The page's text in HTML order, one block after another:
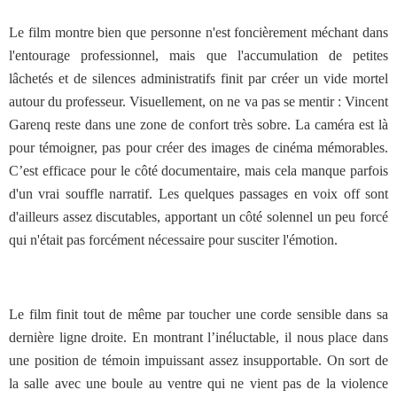
Le film montre bien que personne n'est foncièrement méchant dans
l'entourage professionnel, mais que l'accumulation de petites
lâchetés et de silences administratifs finit par créer un vide mortel
autour du professeur. Visuellement, on ne va pas se mentir : Vincent
Garenq reste dans une zone de confort très sobre. La caméra est là
pour témoigner, pas pour créer des images de cinéma mémorables.
C’est efficace pour le côté documentaire, mais cela manque parfois
d'un vrai souffle narratif. Les quelques passages en voix off sont
d'ailleurs assez discutables, apportant un côté solennel un peu forcé
qui n'était pas forcément nécessaire pour susciter l'émotion.
Le film finit tout de même par toucher une corde sensible dans sa
dernière ligne droite. En montrant l’inéluctable, il nous place dans
une position de témoin impuissant assez insupportable. On sort de
la salle avec une boule au ventre qui ne vient pas de la violence